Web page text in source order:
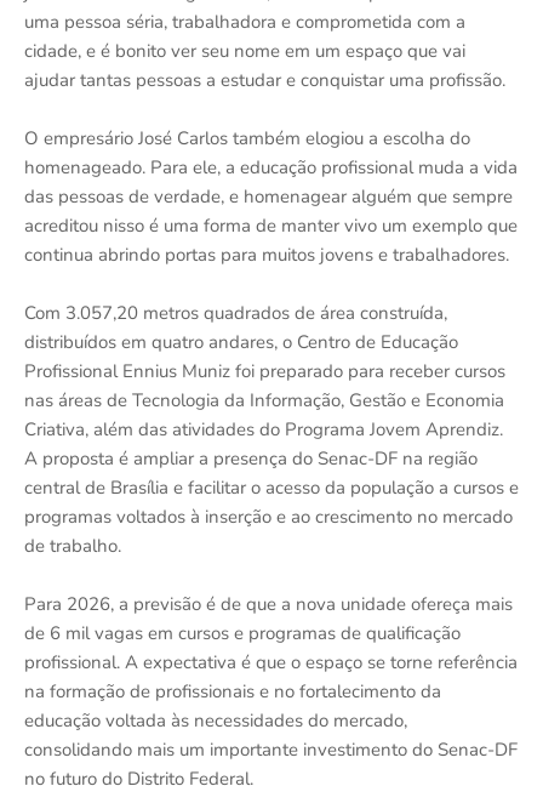
uma pessoa séria, trabalhadora e comprometida com a
cidade, e é bonito ver seu nome em um espaço que vai
ajudar tantas pessoas a estudar e conquistar uma profissão.
O empresário José Carlos também elogiou a escolha do
homenageado. Para ele, a educação profissional muda a vida
das pessoas de verdade, e homenagear alguém que sempre
acreditou nisso é uma forma de manter vivo um exemplo que
continua abrindo portas para muitos jovens e trabalhadores.
Com 3.057,20 metros quadrados de área construída,
distribuídos em quatro andares, o Centro de Educação
Profissional Ennius Muniz foi preparado para receber cursos
nas áreas de Tecnologia da Informação, Gestão e Economia
Criativa, além das atividades do Programa Jovem Aprendiz.
A proposta é ampliar a presença do Senac-DF na região
central de Brasília e facilitar o acesso da população a cursos e
programas voltados à inserção e ao crescimento no mercado
de trabalho.
Para 2026, a previsão é de que a nova unidade ofereça mais
de 6 mil vagas em cursos e programas de qualificação
profissional. A expectativa é que o espaço se torne referência
na formação de profissionais e no fortalecimento da
educação voltada às necessidades do mercado,
consolidando mais um importante investimento do Senac-DF
no futuro do Distrito Federal.